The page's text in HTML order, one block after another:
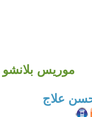
موريس بلانشو
علاج